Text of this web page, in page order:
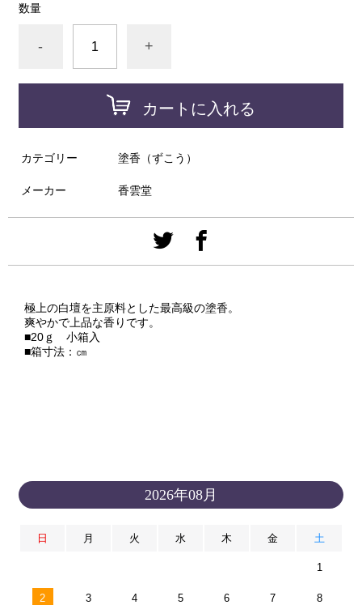
数量
- +
カートに入れる
カテゴリー 塗香（ずこう）
メーカー 香雲堂
極上の白壇を主原料とした最高級の塗香。
爽やかで上品な香りです。
■20ｇ 小箱入
■箱寸法：㎝
2026年08月
日 月 火 水 木 金 土
1
2 3 4 5 6 7 8